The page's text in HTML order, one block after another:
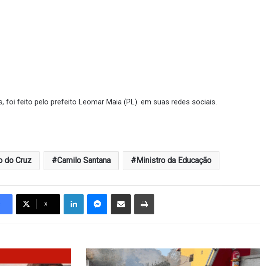
foi feito pelo prefeito Leomar Maia (PL). em suas redes sociais.
do Cruz Camilo Santana Ministro da Educação
X
LinkedinMessenger
Compartilhar via e-mail Imprimir
Incêndios
em